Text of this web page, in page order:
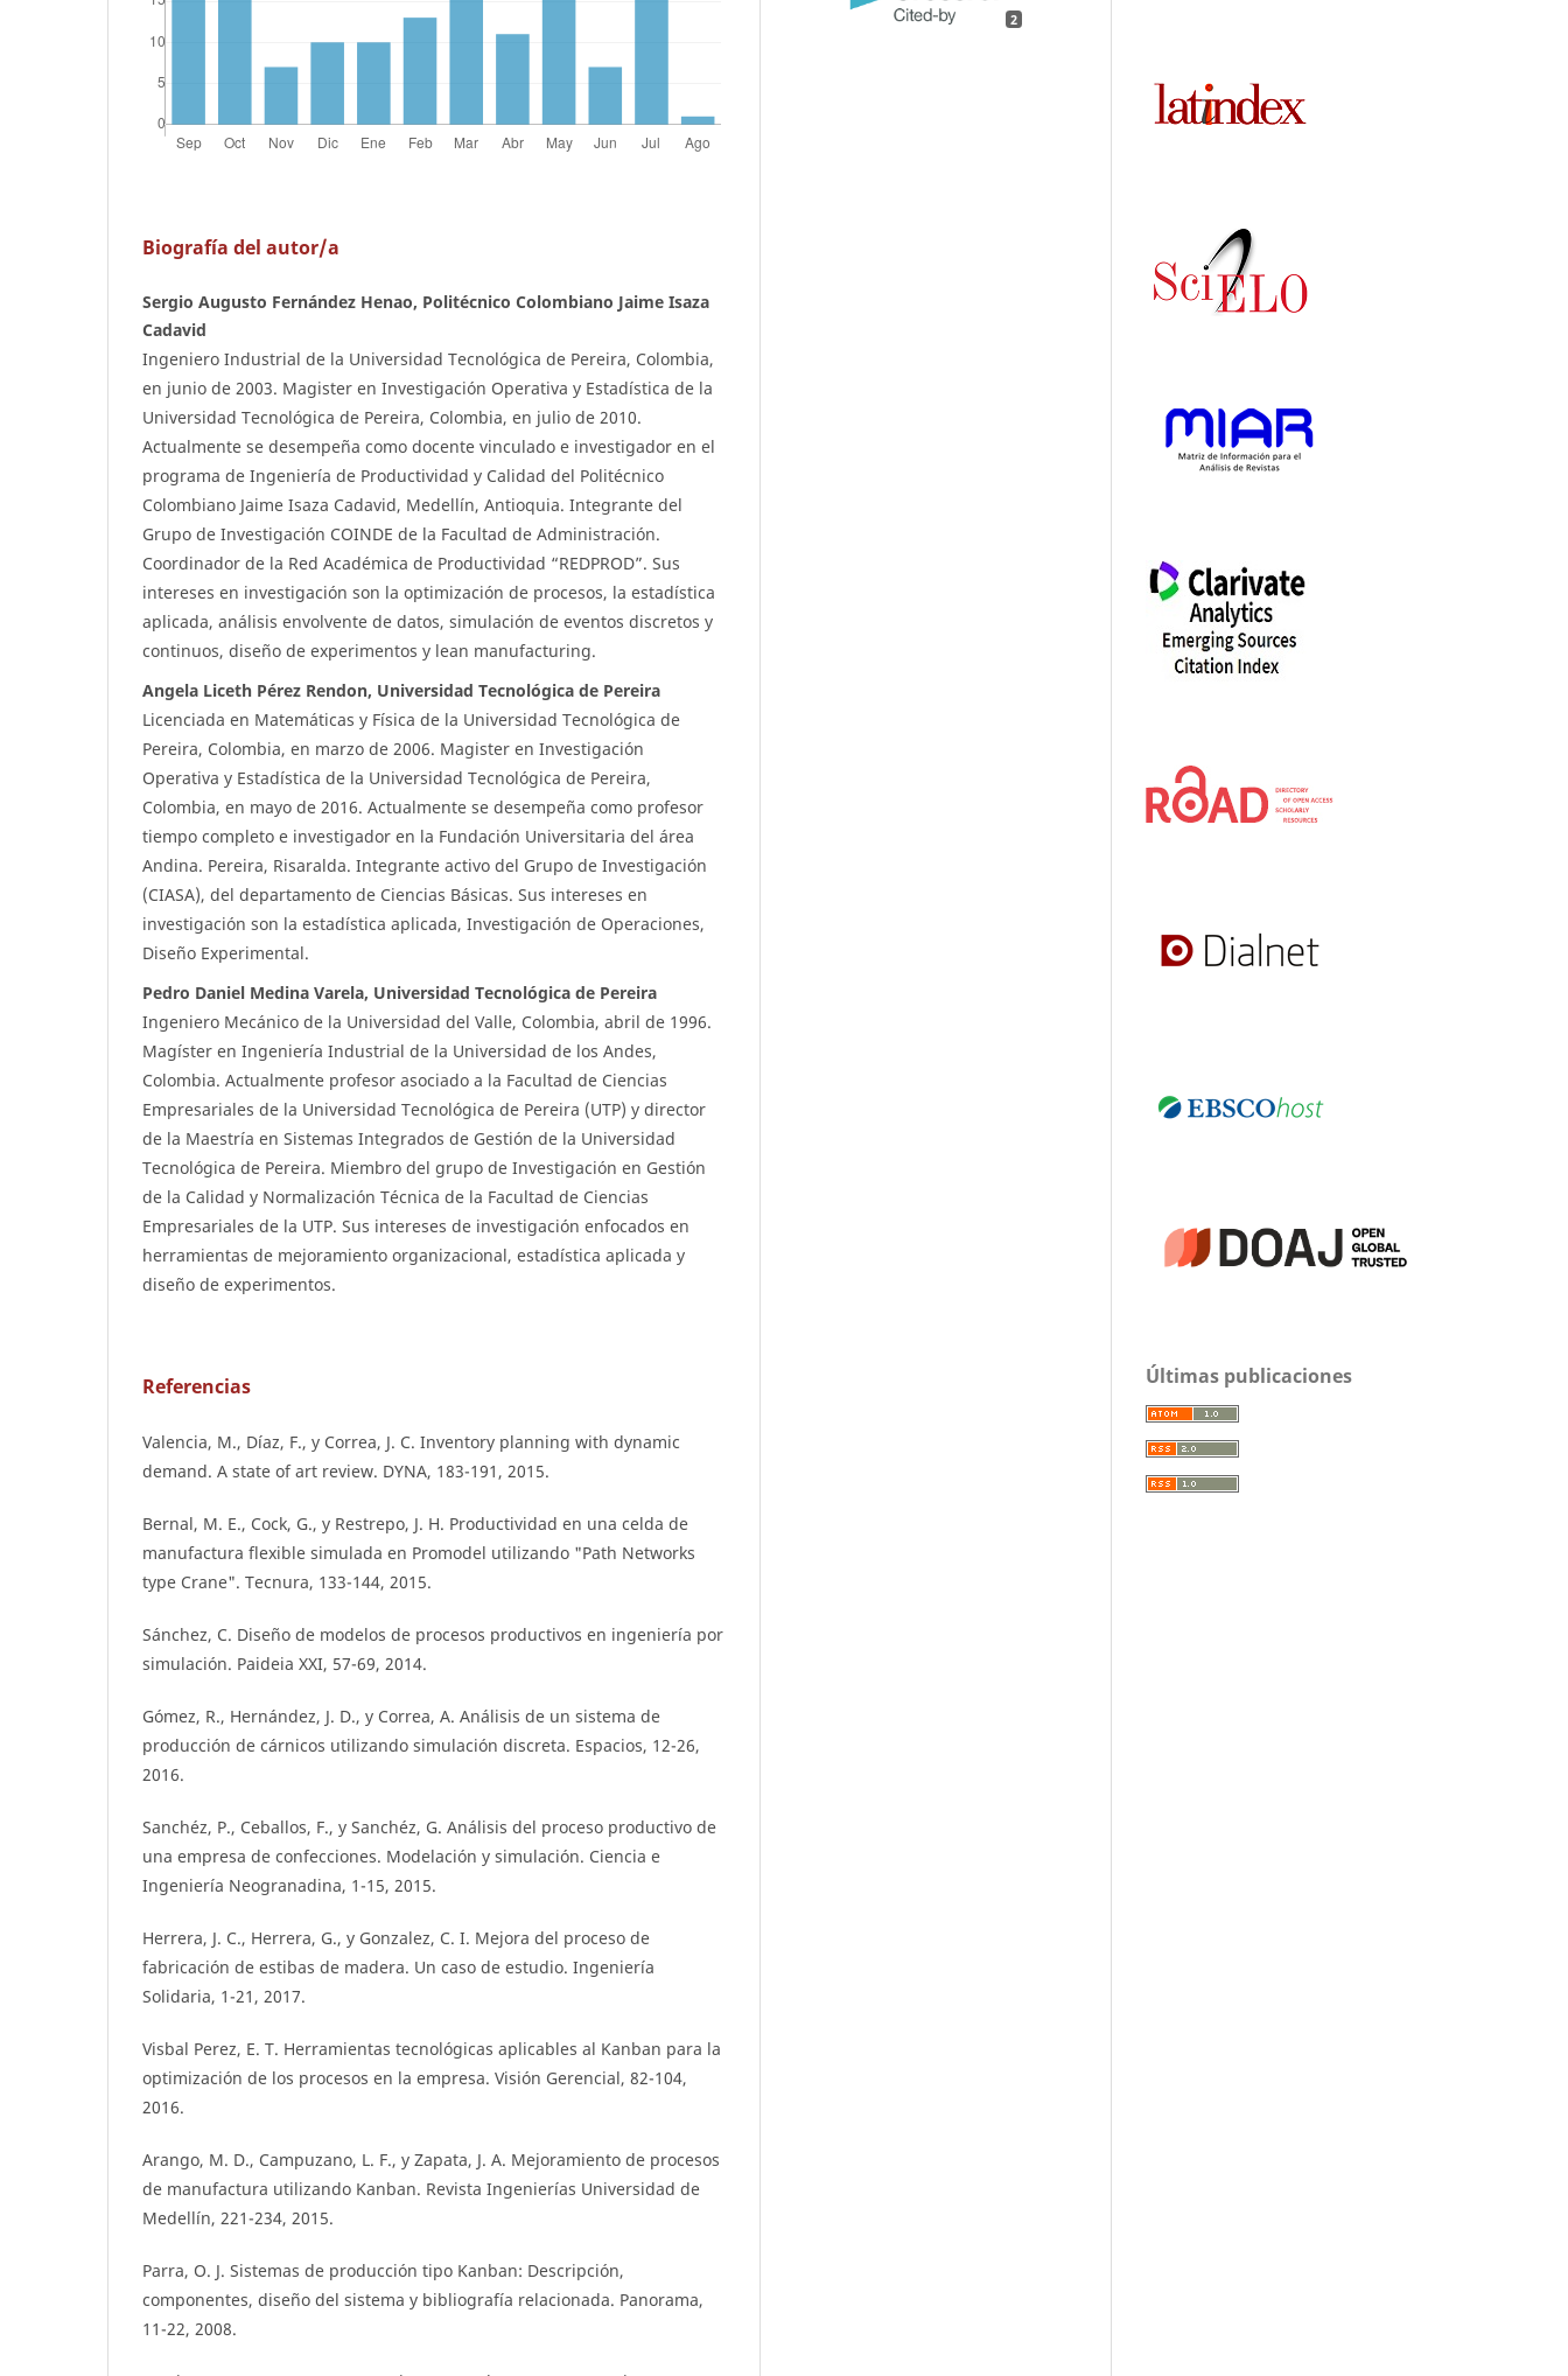
Biografía del autor/a
Sergio Augusto Fernández Henao, Politécnico Colombiano Jaime Isaza
Cadavid
Ingeniero Industrial de la Universidad Tecnológica de Pereira, Colombia,
en junio de 2003. Magister en Investigación Operativa y Estadística de la
Universidad Tecnológica de Pereira, Colombia, en julio de 2010.
Actualmente se desempeña como docente vinculado e investigador en el
programa de Ingeniería de Productividad y Calidad del Politécnico
Colombiano Jaime Isaza Cadavid, Medellín, Antioquia. Integrante del
Grupo de Investigación COINDE de la Facultad de Administración.
Coordinador de la Red Académica de Productividad “REDPROD”. Sus
intereses en investigación son la optimización de procesos, la estadística
aplicada, análisis envolvente de datos, simulación de eventos discretos y
continuos, diseño de experimentos y lean manufacturing.
Angela Liceth Pérez Rendon, Universidad Tecnológica de Pereira
Licenciada en Matemáticas y Física de la Universidad Tecnológica de
Pereira, Colombia, en marzo de 2006. Magister en Investigación
Operativa y Estadística de la Universidad Tecnológica de Pereira,
Colombia, en mayo de 2016. Actualmente se desempeña como profesor
tiempo completo e investigador en la Fundación Universitaria del área
Andina. Pereira, Risaralda. Integrante activo del Grupo de Investigación
(CIASA), del departamento de Ciencias Básicas. Sus intereses en
investigación son la estadística aplicada, Investigación de Operaciones,
Diseño Experimental.
Pedro Daniel Medina Varela, Universidad Tecnológica de Pereira
Ingeniero Mecánico de la Universidad del Valle, Colombia, abril de 1996.
Magíster en Ingeniería Industrial de la Universidad de los Andes,
Colombia. Actualmente profesor asociado a la Facultad de Ciencias
Empresariales de la Universidad Tecnológica de Pereira (UTP) y director
de la Maestría en Sistemas Integrados de Gestión de la Universidad
Tecnológica de Pereira. Miembro del grupo de Investigación en Gestión
de la Calidad y Normalización Técnica de la Facultad de Ciencias
Empresariales de la UTP. Sus intereses de investigación enfocados en
herramientas de mejoramiento organizacional, estadística aplicada y
diseño de experimentos.
Referencias
Valencia, M., Díaz, F., y Correa, J. C. Inventory planning with dynamic
demand. A state of art review. DYNA, 183-191, 2015.
Bernal, M. E., Cock, G., y Restrepo, J. H. Productividad en una celda de
manufactura flexible simulada en Promodel utilizando "Path Networks
type Crane". Tecnura, 133-144, 2015.
Sánchez, C. Diseño de modelos de procesos productivos en ingeniería por
simulación. Paideia XXI, 57-69, 2014.
Gómez, R., Hernández, J. D., y Correa, A. Análisis de un sistema de
producción de cárnicos utilizando simulación discreta. Espacios, 12-26,
2016.
Sanchéz, P., Ceballos, F., y Sanchéz, G. Análisis del proceso productivo de
una empresa de confecciones. Modelación y simulación. Ciencia e
Ingeniería Neogranadina, 1-15, 2015.
Herrera, J. C., Herrera, G., y Gonzalez, C. I. Mejora del proceso de
fabricación de estibas de madera. Un caso de estudio. Ingeniería
Solidaria, 1-21, 2017.
Visbal Perez, E. T. Herramientas tecnológicas aplicables al Kanban para la
optimización de los procesos en la empresa. Visión Gerencial, 82-104,
2016.
Arango, M. D., Campuzano, L. F., y Zapata, J. A. Mejoramiento de procesos
de manufactura utilizando Kanban. Revista Ingenierías Universidad de
Medellín, 221-234, 2015.
Parra, O. J. Sistemas de producción tipo Kanban: Descripción,
componentes, diseño del sistema y bibliografía relacionada. Panorama,
11-22, 2008.
2
Últimas publicaciones